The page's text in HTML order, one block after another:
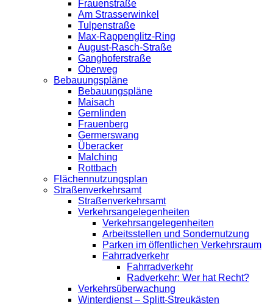
Frauenstraße
Am Strasserwinkel
Tulpenstraße
Max-Rappenglitz-Ring
August-Rasch-Straße
Ganghoferstraße
Oberweg
Bebauungspläne
Bebauungspläne
Maisach
Gernlinden
Frauenberg
Germerswang
Überacker
Malching
Rottbach
Flächennutzungsplan
Straßenverkehrsamt
Straßenverkehrsamt
Verkehrsangelegenheiten
Verkehrsangelegenheiten
Arbeitsstellen und Sondernutzung
Parken im öffentlichen Verkehrsraum
Fahrradverkehr
Fahrradverkehr
Radverkehr: Wer hat Recht?
Verkehrsüberwachung
Winterdienst – Splitt-Streukästen